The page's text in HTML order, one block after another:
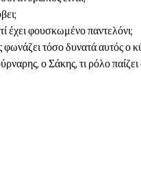
έχει φουσκωμένο παντελόνι;
φωνάζει τόσο δυνατά αυτός ο
ο Σάκης, τι ρόλο